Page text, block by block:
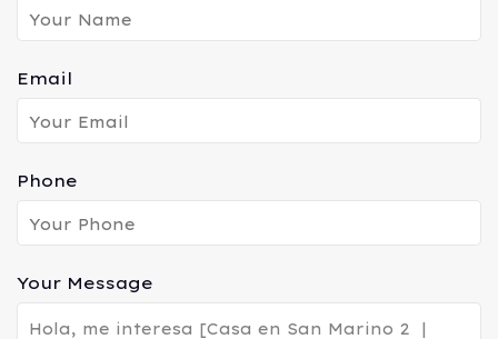
Email
Phone
Your Message